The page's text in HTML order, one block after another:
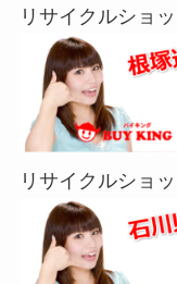
リサイクルショ
リサイクルショ